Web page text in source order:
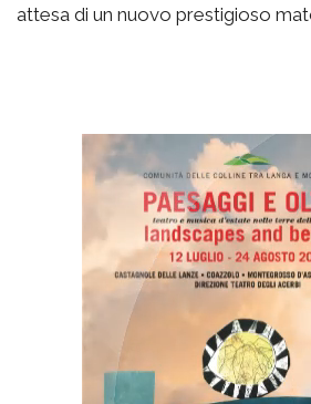
attesa di un nuovo prestigioso